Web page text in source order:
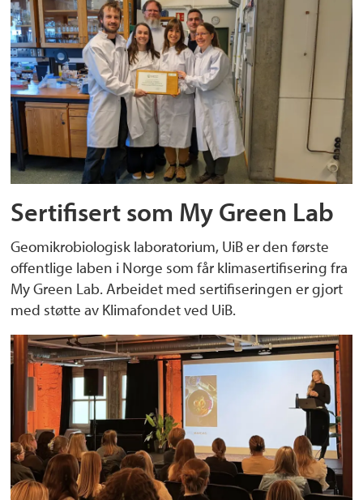
Sertifisert som My Green Lab
Geomikrobiologisk laboratorium, UiB er den første
offentlige laben i Norge som får klimasertifisering fra
My Green Lab. Arbeidet med sertifiseringen er gjort
med støtte av Klimafondet ved UiB.